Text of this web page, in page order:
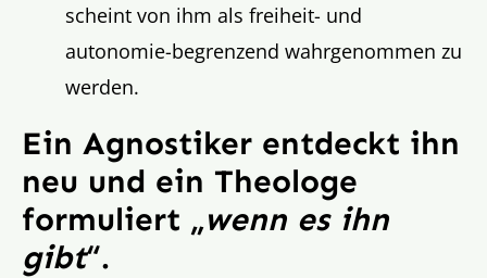
scheint von ihm als freiheit- und
autonomie-begrenzend wahrgenommen zu
werden.
Ein Agnostiker entdeckt ihn
neu und ein Theologe
formuliert „wenn es ihn
gibt“.